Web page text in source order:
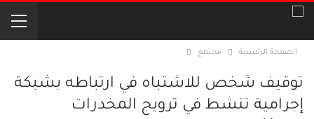
الصفحة الرئيسية مجتمع
توقيف شخص للاشتباه في ارتباطه بشبكة
إجرامية تنشط في ترويج المخدرات